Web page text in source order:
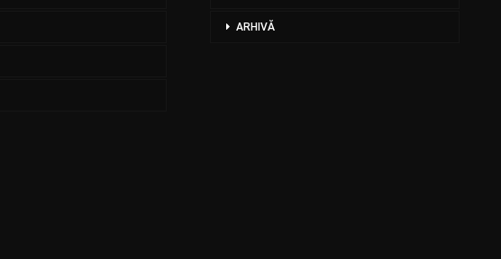
ARHIVĂ